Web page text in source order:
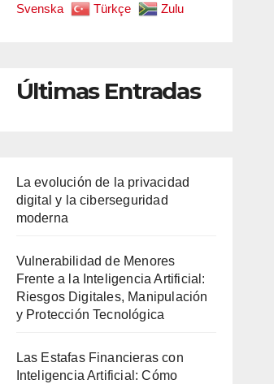
Svenska
Türkçe Zulu
Últimas Entradas
La evolución de la privacidad
digital y la ciberseguridad
moderna
Vulnerabilidad de Menores
Frente a la Inteligencia Artificial:
Riesgos Digitales, Manipulación
y Protección Tecnológica
Las Estafas Financieras con
Inteligencia Artificial: Cómo